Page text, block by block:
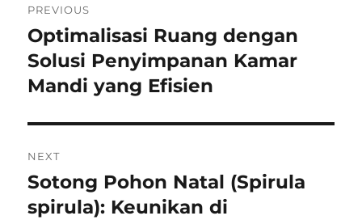
pos
PREVIOUS
Previous
post:
Optimalisasi Ruang dengan
Solusi Penyimpanan Kamar
Mandi yang Efisien
NEXT
Next
post:
Sotong Pohon Natal (Spirula
spirula): Keunikan di